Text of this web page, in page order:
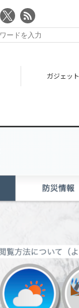
ガジェット